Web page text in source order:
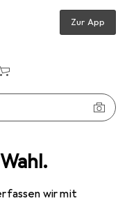
wir mit
Zur App
Stand Alcohol Burner